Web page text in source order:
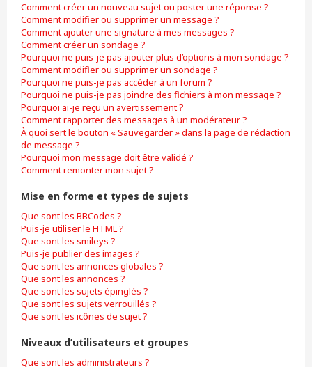
Comment créer un nouveau sujet ou poster une réponse ?
Comment modifier ou supprimer un message ?
Comment ajouter une signature à mes messages ?
Comment créer un sondage ?
Pourquoi ne puis-je pas ajouter plus d’options à mon sondage ?
Comment modifier ou supprimer un sondage ?
Pourquoi ne puis-je pas accéder à un forum ?
Pourquoi ne puis-je pas joindre des fichiers à mon message ?
Pourquoi ai-je reçu un avertissement ?
Comment rapporter des messages à un modérateur ?
À quoi sert le bouton « Sauvegarder » dans la page de rédaction
de message ?
Pourquoi mon message doit être validé ?
Comment remonter mon sujet ?
Mise en forme et types de sujets
Que sont les BBCodes ?
Puis-je utiliser le HTML ?
Que sont les smileys ?
Puis-je publier des images ?
Que sont les annonces globales ?
Que sont les annonces ?
Que sont les sujets épinglés ?
Que sont les sujets verrouillés ?
Que sont les icônes de sujet ?
Niveaux d’utilisateurs et groupes
Que sont les administrateurs ?